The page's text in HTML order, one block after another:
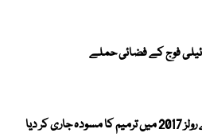
فوج کے فضائی حملے
کر دیا